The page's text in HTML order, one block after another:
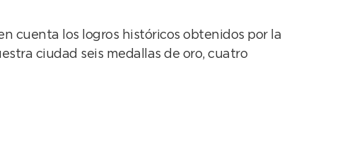
cuenta los logros históricos obtenidos por la
ciudad seis medallas de oro, cuatro